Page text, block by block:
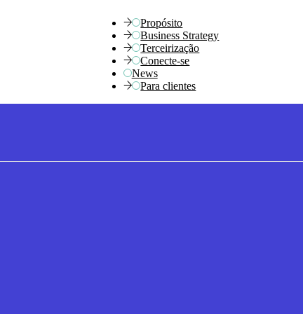
Propósito
Business Strategy
Terceirização
Conecte-se
News
Para clientes